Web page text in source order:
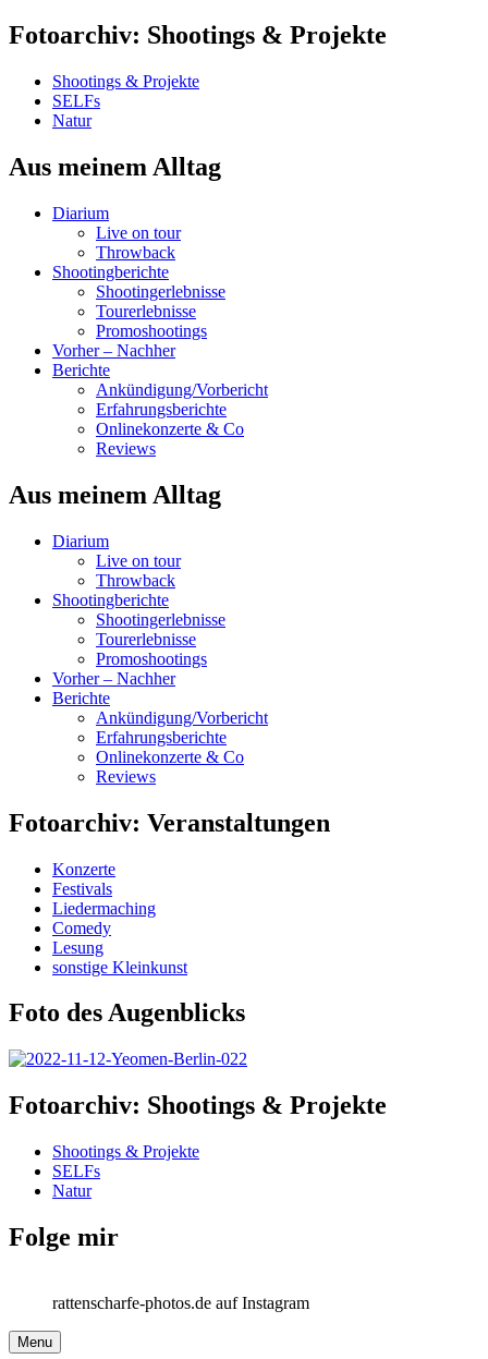
Fotoarchiv: Shootings & Projekte
Shootings & Projekte
SELFs
Natur
Aus meinem Alltag
Diarium
Live on tour
Throwback
Shootingberichte
Shootingerlebnisse
Tourerlebnisse
Promoshootings
Vorher – Nachher
Berichte
Ankündigung/Vorbericht
Erfahrungsberichte
Onlinekonzerte & Co
Reviews
Aus meinem Alltag
Diarium
Live on tour
Throwback
Shootingberichte
Shootingerlebnisse
Tourerlebnisse
Promoshootings
Vorher – Nachher
Berichte
Ankündigung/Vorbericht
Erfahrungsberichte
Onlinekonzerte & Co
Reviews
Fotoarchiv: Veranstaltungen
Konzerte
Festivals
Liedermaching
Comedy
Lesung
sonstige Kleinkunst
Foto des Augenblicks
Fotoarchiv: Shootings & Projekte
Shootings & Projekte
SELFs
Natur
Folge mir
rattenscharfe-photos.de auf Instagram
Menu